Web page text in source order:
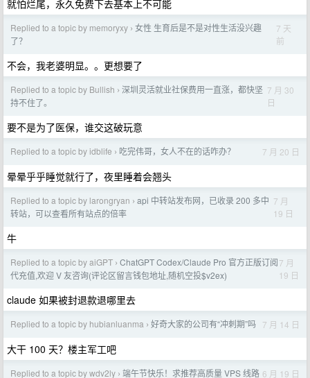
就怕烂尾，永久免费下去基本上不可能
Replied to a topic by memoryxy › 女性 生育后是不是对性生活没兴趣
了？
7 天
前
不会，我老婆明显。。更想要了
Replied to a topic by Bullish › 深圳灵活就业社保费用一直涨，都快坚
持不住了。
7 月 30
日
要不是为了医保，谁交这破玩意
Replied to a topic by idblife › 吃完伟哥，女人不在的话咋办？ 7 月 20 日
晕晕乎乎睡觉就行了，夜里睡着会翘头
Replied to a topic by larongryan › api 中转站发布网，已收录 200 多中
转站，可以查看所有站点的倍率
7 月
19 日
牛
Replied to a topic by aiGPT › ChatGPT Codex/Claude Pro 官方正版订阅
代充值,欢迎 V 友咨询(评论区留言钱包地址,随机空投$v2ex)
7 月
19 日
claude 如果被封退款退哪里去
Replied to a topic by hubianluanma › 好奇大家的公司有“冲刺期”吗 7 月 14 日
大干 100 天？楼主军工吧
Replied to a topic by wdv2ly › 端午节快乐！求推荐高质量 VPS 线路 6 月 19 日